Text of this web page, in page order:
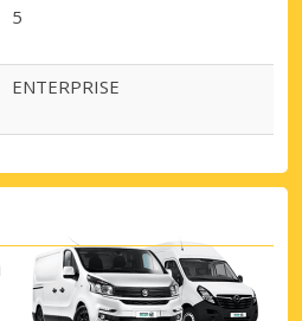
5
ENTERPRISE